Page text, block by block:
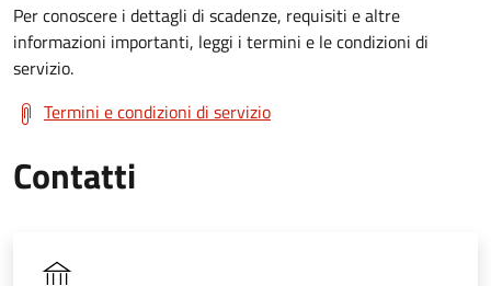
Per conoscere i dettagli di scadenze, requisiti e altre
informazioni importanti, leggi i termini e le condizioni di
servizio.
Termini e condizioni di servizio
Contatti